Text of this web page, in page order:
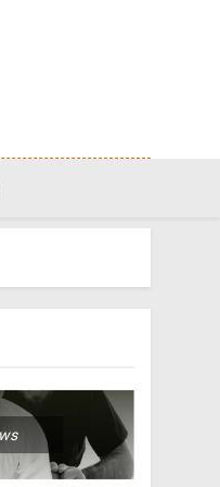
Guide
Materialien